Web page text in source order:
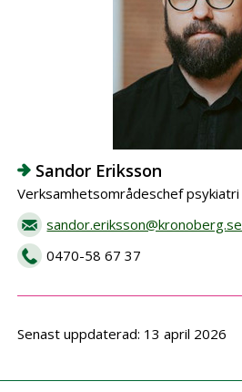
Sandor Eriksson
sandor.eriksson@kronoberg.se
0470-58 67 37
Senast uppdaterad: 13 april 2026